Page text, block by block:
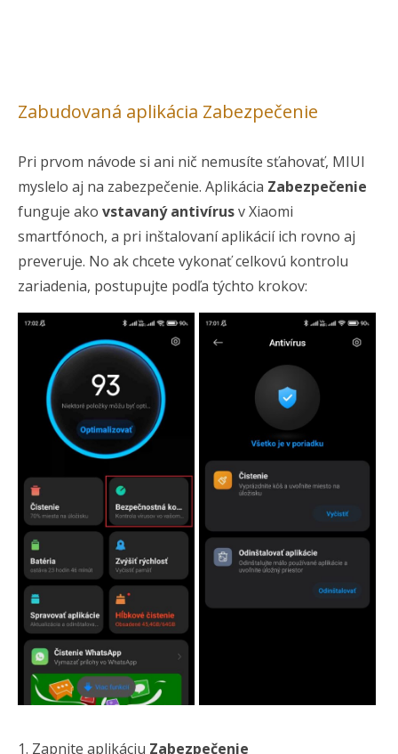
Zabudovaná aplikácia Zabezpečenie
Pri prvom návode si ani nič nemusíte sťahovať, MIUI
myslelo aj na zabezpečenie. Aplikácia Zabezpečenie
funguje ako vstavaný antivírusv Xiaomi
smartfónoch, a pri inštalovaní aplikácií ich rovno aj
preveruje. No ak chcete vykonať celkovú kontrolu
zariadenia, postupujte podľa týchto krokov:
Zapnite aplikáciu Zabezpečenie